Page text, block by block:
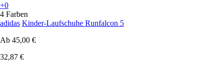
+0
4 Farben
adidas Kinder-Laufschuhe Runfalcon 5
Ab 45,00 €
32,87 €